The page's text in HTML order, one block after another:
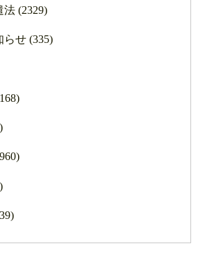
(2329)
せ (335)